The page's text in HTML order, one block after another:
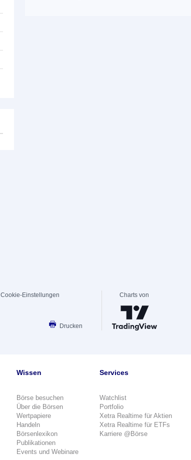
Cookie-Einstellungen
Drucken
Charts von
Wissen
Börse besuchen
Über die Börsen
Wertpapiere
Handeln
Börsenlexikon
Publikationen
Events und Webinare
Services
Watchlist
Portfolio
Xetra Realtime für Aktien
Xetra Realtime für ETFs
Karriere @Börse